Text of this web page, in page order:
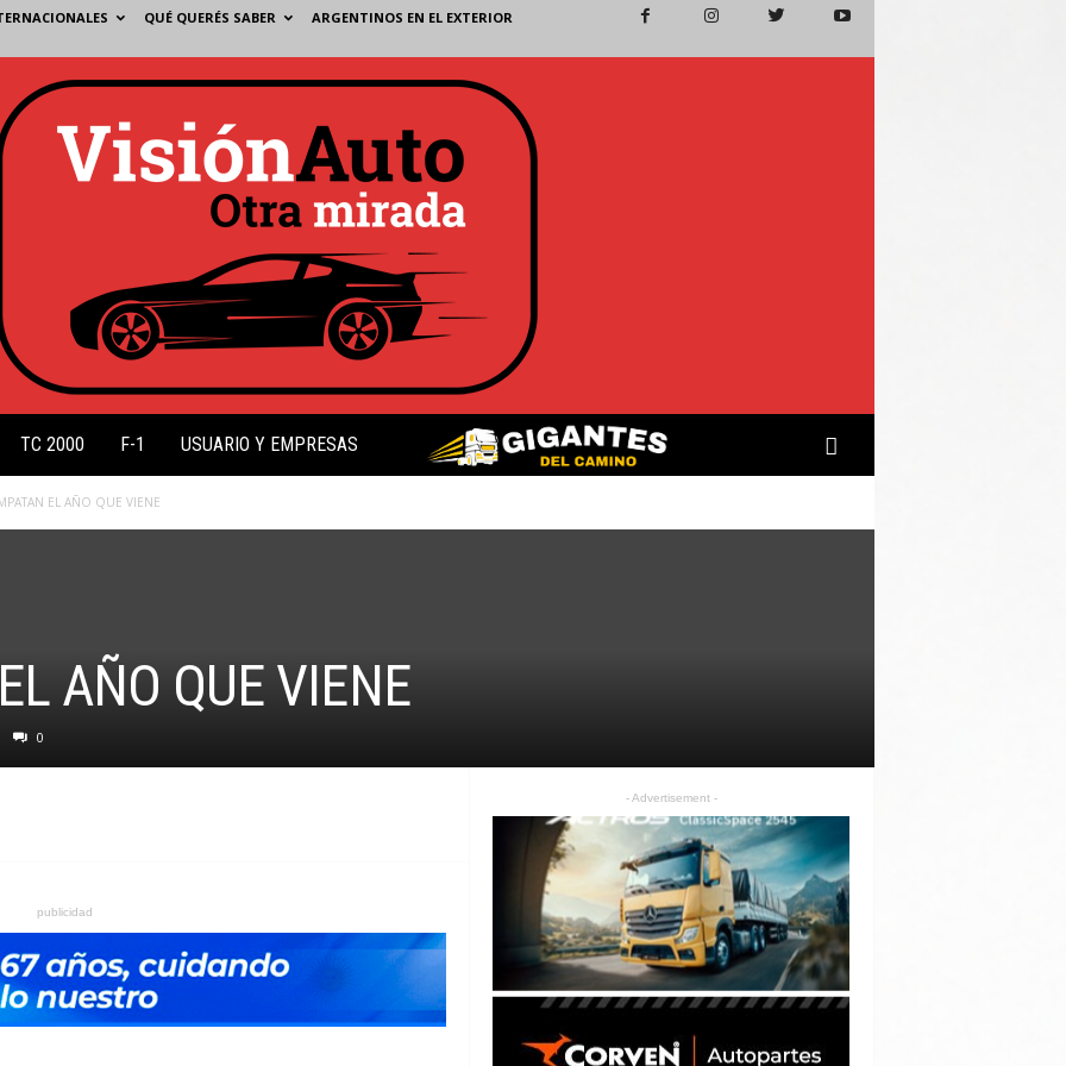
QUÉ QUERÉS SABER ARGENTINOS EN EL EXTERIOR
TC 2000 F-1 USUARIO Y EMPRESAS
EL AÑO QUE VIENE
AÑO QUE VIENE
0
publicidad
- Advertisement -